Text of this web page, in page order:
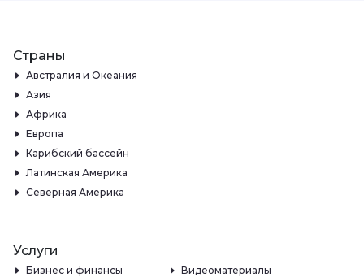
Страны
Австралия и Океания
Азия
Африка
Европа
Карибский бассейн
Латинская Америка
Северная Америка
Услуги
Бизнес и финансы
Видеоматериалы